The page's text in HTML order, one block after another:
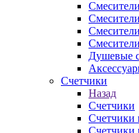
Душевые
Счетчики
Назад
Счетчики
Счетчики
Счетчики